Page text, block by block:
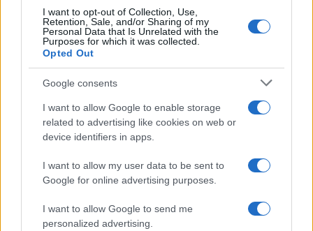
I want to opt-out of Collection, Use,
Retention, Sale, and/or Sharing of my
Personal Data that Is Unrelated with the
Purposes for which it was collected.
Opted Out
Google consents
I want to allow Google to enable storage
related to advertising like cookies on web or
device identifiers in apps.
I want to allow my user data to be sent to
Google for online advertising purposes.
I want to allow Google to send me
personalized advertising.
αυτής της ομάδας που μας φέρνει κοντά και μας
εμπνέει να δίνουμε τον καλύτερο μας εαυτό και
μας συντονίζει να είμαστε ένα σώμα, ένα βλέμμα,
μία κίνηση».